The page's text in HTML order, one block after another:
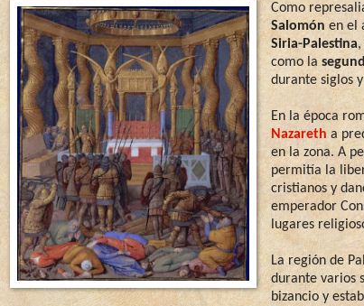
Como
Salomón en el
Siria-Palestina,
como la
durante siglos
En la época
Nazaretha
en la zona. A
permitía la
cristianos y
emperador
lugares
La región de
durante varios
bizancio y